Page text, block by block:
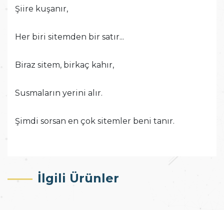
Şiire kuşanır,
Her biri sitemden bir satır...
Biraz sitem, birkaç kahır,
Susmaların yerini alır.
Şimdi sorsan en çok sitemler beni tanır.
İlgili Ürünler